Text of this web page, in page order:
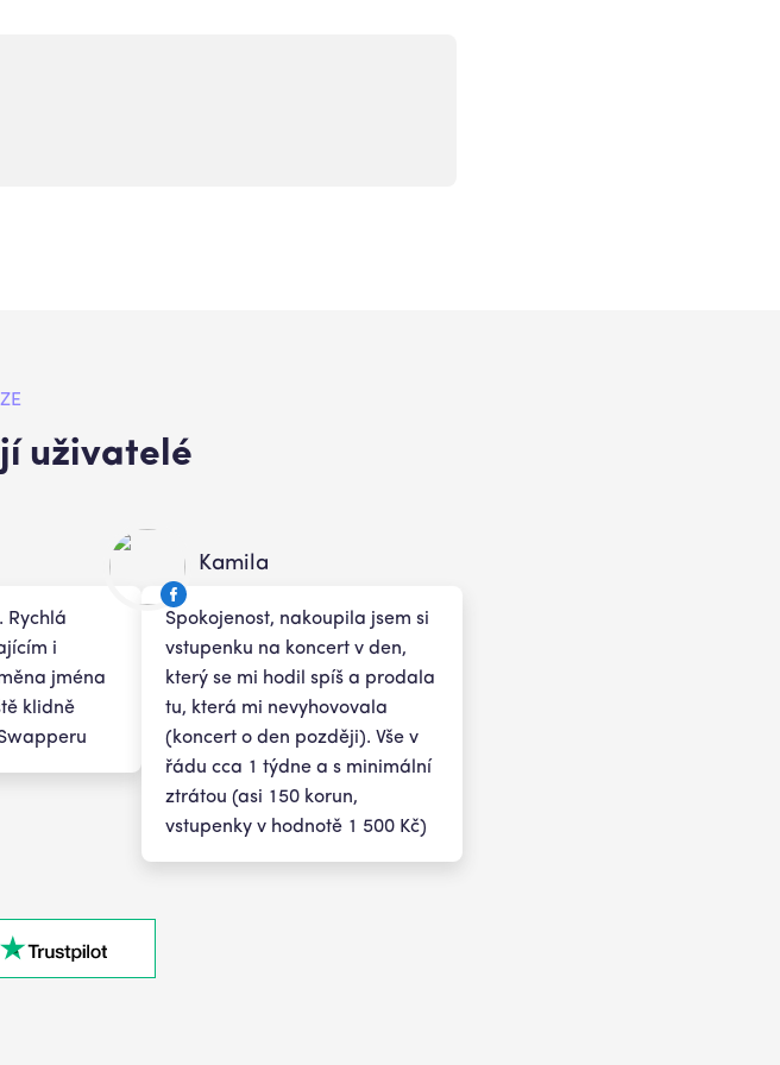
uživatelé
Rychlá
i
jména
klidně
Kamila
Spokojenost, nakoupila jsem si
vstupenku na koncert v den,
který se mi hodil spíš a prodala
tu, která mi nevyhovovala
(koncert o den později). Vše v
řádu cca 1 týdne a s minimální
ztrátou (asi 150 korun,
vstupenky v hodnotě 1 500 Kč)